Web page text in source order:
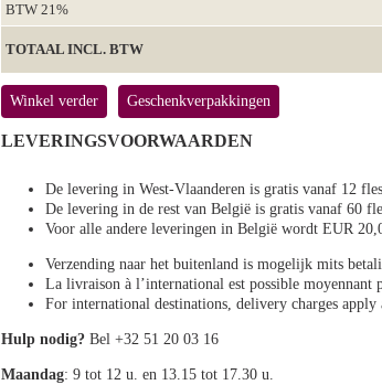
BTW 21%
TOTAAL INCL. BTW
Winkel verder Geschenkverpakkingen
LEVERINGSVOORWAARDEN
De levering in West-Vlaanderen is gratis vanaf 12
De levering in de rest van België is gratis vanaf 60
Voor alle andere leveringen in België wordt EUR
Verzending naar het buitenland is mogelijk mits
La livraison à l’international est possible moyennant
For international destinations, delivery charges apply
Hulp nodig? Bel +32 51 20 03 16
Maandag: 9 tot 12 u. en 13.15 tot 17.30 u.